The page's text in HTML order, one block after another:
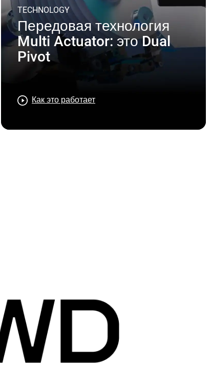
TECHNOLOGY
Передовая технология
Multi Actuator: это Dual
Pivot
Как это работает